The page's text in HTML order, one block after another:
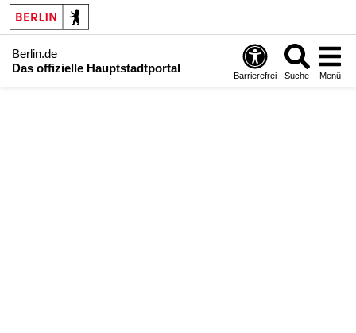
Berlin.de
Das offizielle Hauptstadtportal
Barrierefrei Suche Menü